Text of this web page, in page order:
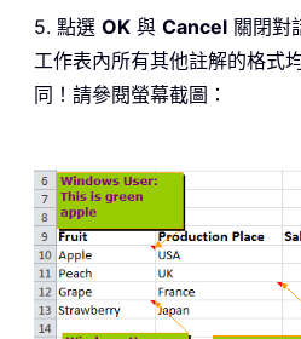
5. 點選 OK 與 Cancel 關閉對
工作表內所有其他註解的格式
同！請參閱螢幕截圖：